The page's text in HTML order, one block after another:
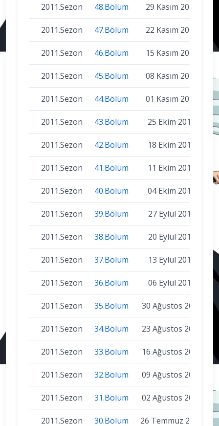
2011.Sezon 48.Bölüm 29 Kasım 2011
2011.Sezon 47.Bölüm 22 Kasım 2011
2011.Sezon 46.Bölüm 15 Kasım 2011
2011.Sezon 45.Bölüm 08 Kasım 2011
2011.Sezon 44.Bölüm 01 Kasım 2011
2011.Sezon 43.Bölüm 25 Ekim 2011
2011.Sezon 42.Bölüm 18 Ekim 2011
2011.Sezon 41.Bölüm 11 Ekim 2011
2011.Sezon 40.Bölüm 04 Ekim 2011
2011.Sezon 39.Bölüm 27 Eylül 2011
2011.Sezon 38.Bölüm 20 Eylül 2011
2011.Sezon 37.Bölüm 13 Eylül 2011
2011.Sezon 36.Bölüm 06 Eylül 2011
2011.Sezon 35.Bölüm 30 Ağustos 2011
2011.Sezon 34.Bölüm 23 Ağustos 2011
2011.Sezon 33.Bölüm 16 Ağustos 2011
2011.Sezon 32.Bölüm 09 Ağustos 2011
2011.Sezon 31.Bölüm 02 Ağustos 2011
2011.Sezon 30.Bölüm 26 Temmuz 2011